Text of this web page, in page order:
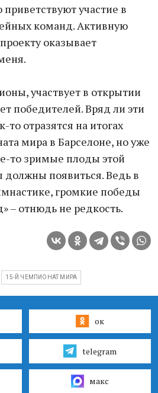
участие в
команд. Активную
оказывает
участвует в открытии
победителей. Вряд ли эти
отразятся на итогах
мира в Барселоне, но уже
то зримые плоды этой
появиться. Ведь в
громкие победы
– отнюдь не редкость.
15-Й ЧЕМПИОНАТ МИРА
ок
telegram
макс